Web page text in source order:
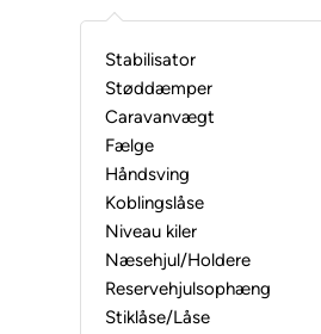
Stabilisator
Støddæmper
Caravanvægt
Fælge
Håndsving
Koblingslåse
Niveau kiler
Næsehjul/Holdere
Reservehjulsophæng
Stiklåse/Låse